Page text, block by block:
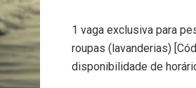
1 vaga exclusiva para
roupas (lavanderias)
disponibilidade de